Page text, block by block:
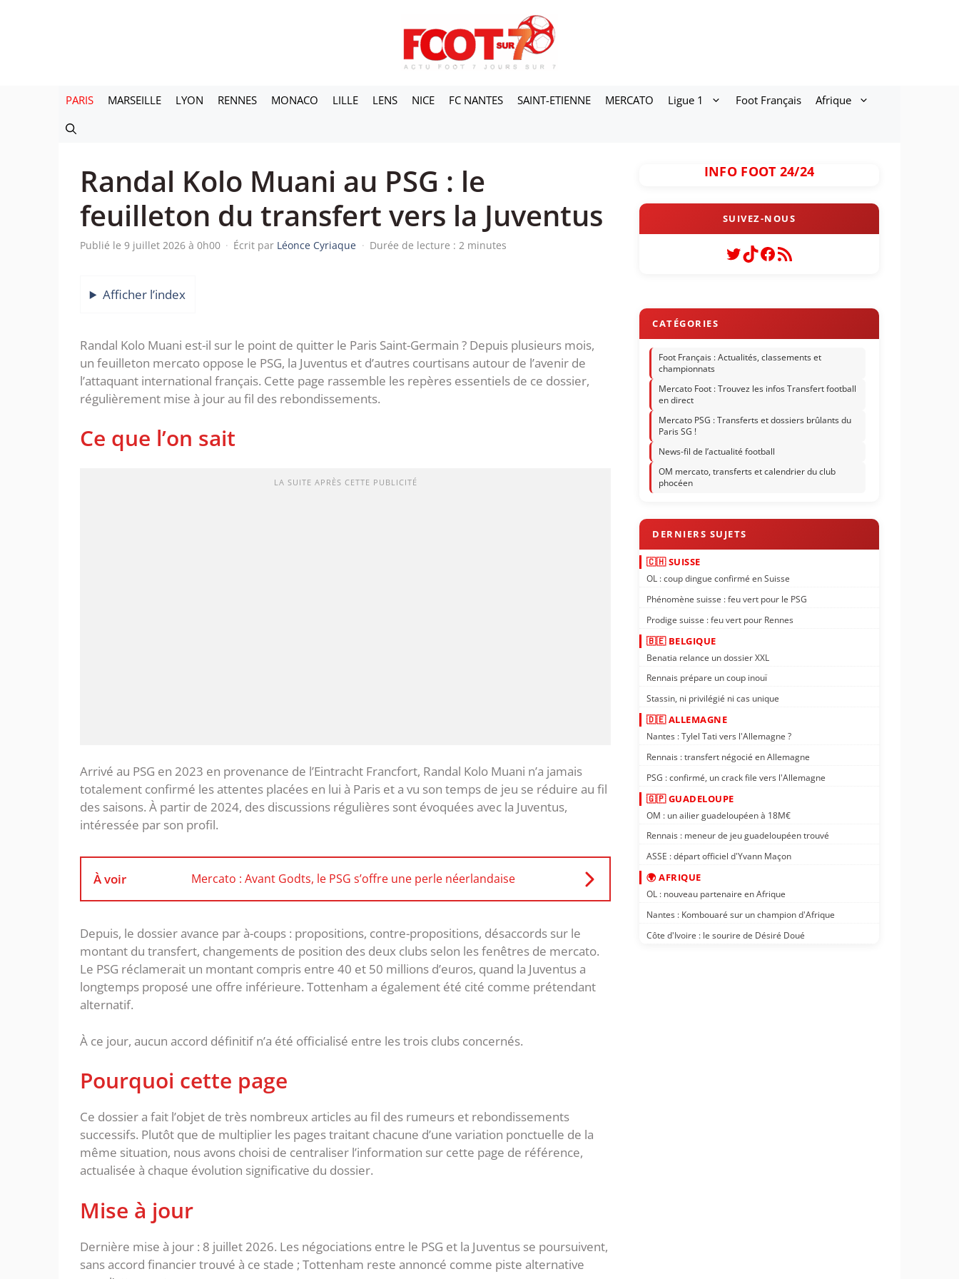
PARIS MARSEILLE LYON RENNES MONACO LILLE LENS NICE FC NANTES SAINT-ETIENNE MERCATO Ligue 1 Foot Français Afrique
Randal Kolo Muani au PSG : le
feuilleton du transfert vers la Juventus
Publié le 9 juillet 2026 à 0h00 · Écrit par Léonce Cyriaque · Durée de lecture : 2 minutes
Afficher l’index
Randal Kolo Muani est-il sur le point de quitter le Paris Saint-Germain ? Depuis plusieurs mois,
un feuilleton mercato oppose le PSG, la Juventus et d’autres courtisans autour de l’avenir de
l’attaquant international français. Cette page rassemble les repères essentiels de ce dossier,
régulièrement mise à jour au fil des rebondissements.
Ce que l’on sait
LA SUITE APRÈS CETTE PUBLICITÉ
Arrivé au PSG en 2023 en provenance de l’Eintracht Francfort, Randal Kolo Muani n’a jamais
totalement confirmé les attentes placées en lui à Paris et a vu son temps de jeu se réduire au fil
des saisons. À partir de 2024, des discussions régulières sont évoquées avec la Juventus,
intéressée par son profil.
À voir Mercato : Avant Godts, le PSG s’offre une perle néerlandaise
Depuis, le dossier avance par à-coups : propositions, contre-propositions, désaccords sur le
montant du transfert, changements de position des deux clubs selon les fenêtres de mercato.
Le PSG réclamerait un montant compris entre 40 et 50 millions d’euros, quand la Juventus a
longtemps proposé une offre inférieure. Tottenham a également été cité comme prétendant
alternatif.
À ce jour, aucun accord définitif n’a été officialisé entre les trois clubs concernés.
Pourquoi cette page
Ce dossier a fait l’objet de très nombreux articles au fil des rumeurs et rebondissements
successifs. Plutôt que de multiplier les pages traitant chacune d’une variation ponctuelle de la
même situation, nous avons choisi de centraliser l’information sur cette page de référence,
actualisée à chaque évolution significative du dossier.
Mise à jour
Dernière mise à jour : 8 juillet 2026. Les négociations entre le PSG et la Juventus se poursuivent,
sans accord financier trouvé à ce stade ; Tottenham reste annoncé comme piste alternative
INFO FOOT 24/24
Twitter
TikTok
Facebook
Flux RSS
Foot Français : Actualités, classements et
championnats
Mercato Foot : Trouvez les infos Transfert football
en direct
Mercato PSG : Transferts et dossiers brûlants du
Paris SG !
News-fil de l’actualité football
OM mercato, transferts et calendrier du club
phocéen
🇨🇭 SUISSE
OL : coup dingue confirmé en Suisse
Phénomène suisse : feu vert pour le PSG
Prodige suisse : feu vert pour Rennes
🇧🇪 BELGIQUE
Benatia relance un dossier XXL
Rennais prépare un coup inouï
Stassin, ni privilégié ni cas unique
🇩🇪 ALLEMAGNE
Nantes : Tylel Tati vers l'Allemagne ?
Rennais : transfert négocié en Allemagne
PSG : confirmé, un crack file vers l'Allemagne
🇬🇵 GUADELOUPE
OM : un ailier guadeloupéen à 18M€
Rennais : meneur de jeu guadeloupéen trouvé
ASSE : départ officiel d'Yvann Maçon
🌍 AFRIQUE
OL : nouveau partenaire en Afrique
Nantes : Kombouaré sur un champion d'Afrique
Côte d'Ivoire : le sourire de Désiré Doué